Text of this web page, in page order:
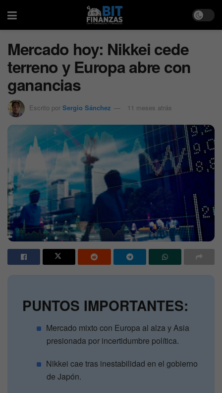
Mercado hoy: Nikkei cede
terreno y Europa abre con
ganancias
Escrito por Sergio Sánchez 11 meses atrás
PUNTOS IMPORTANTES:
Mercado mixto con Europa al alza y Asia
presionada por incertidumbre política.
Nikkei cae tras inestabilidad en el gobierno
de Japón.